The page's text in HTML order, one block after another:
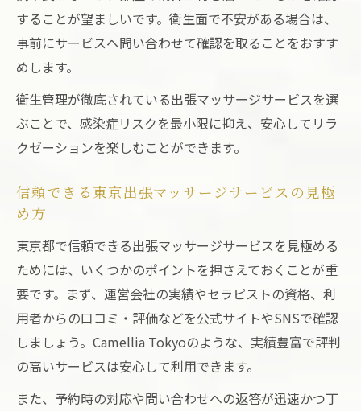
することが望ましいです。衛生面で不安がある場合は、
事前にサービスへ問い合わせて確認を取ることをおすす
めします。
衛生管理が徹底されている出張マッサージサービスを選
ぶことで、感染症リスクを最小限に抑え、安心してリラ
クゼーションを楽しむことができます。
信頼できる東京出張マッサージサービスの見極
め方
東京都で信頼できる出張マッサージサービスを見極める
ためには、いくつかのポイントを押さえておくことが重
要です。まず、運営会社の実績やセラピストの資格、利
用者からの口コミ・評価などを公式サイトやSNSで確認
しましょう。Camellia Tokyoのような、実績豊富で評判
の高いサービスは安心して利用できます。
また、予約時の対応や問い合わせへの返答が迅速かつ丁